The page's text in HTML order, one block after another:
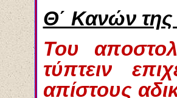
Θ΄ Κανών
Του
τύπτειν
απίστους